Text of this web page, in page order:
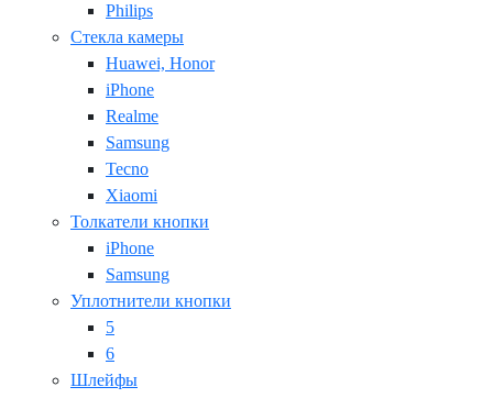
Philips
Стекла камеры
Huawei, Honor
iPhone
Realme
Samsung
Tecno
Xiaomi
Толкатели кнопки
iPhone
Samsung
Уплотнители кнопки
5
6
Шлейфы